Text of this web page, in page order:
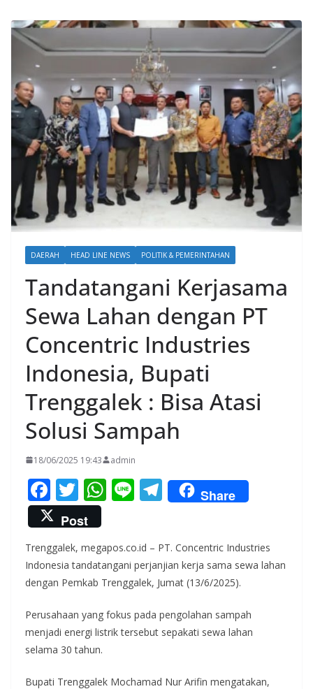
DAERAH HEAD LINE NEWS POLITIK & PEMERINTAHAN
Tandatangani Kerjasama
Sewa Lahan dengan PT
Concentric Industries
Indonesia, Bupati
Trenggalek : Bisa Atasi
Solusi Sampah
18/06/2025 19:43 admin
F
ac
e
b
o
k
T
w
itt
er
W
s
A
p
Li T
el
gr
a
Share
Post
Trenggalek, megapos.co.id – PT. Concentric Industries
Indonesia tandatangani perjanjian kerja sama sewa lahan
dengan Pemkab Trenggalek, Jumat (13/6/2025).
Perusahaan yang fokus pada pengolahan sampah
menjadi energi listrik tersebut sepakati sewa lahan
selama 30 tahun.
Bupati Trenggalek Mochamad Nur Arifin mengatakan,